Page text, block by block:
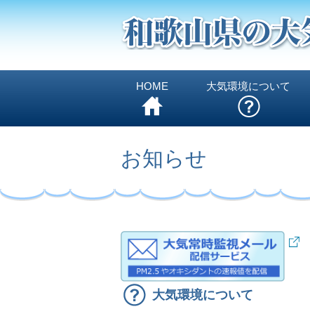
HOME 大気環境について
お知らせ
大気環境について